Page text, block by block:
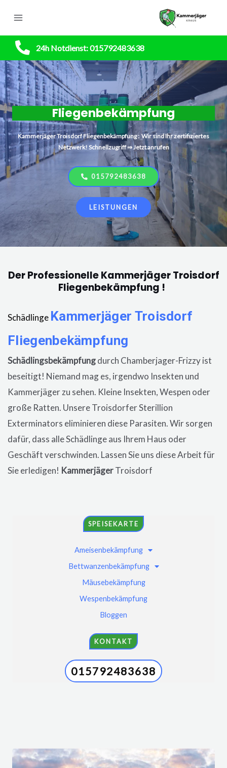
24h Notdienst: 015792483638
Fliegenbekämpfung
KammerjägerTroisdorfFliegenbekämpfung : Wir sind Ihr zertifiziertes
Netzwerk! Schnellzugriff ⇒ Jetzt anrufen
015792483638
LEISTUNGEN
SPEISEKARTE
Ameisenbekämpfung
Bettwanzenbekämpfung
Mäusebekämpfung
Wespenbekämpfung
Bloggen
KONTAKT
015792483638
Der Professionelle Kammerjäger Troisdorf
Fliegenbekämpfung !
Schädlinge Kammerjäger Troisdorf
Fliegenbekämpfung
Schädlingsbekämpfungdurch Chamberjager-Frizzy ist
beseitigt! Niemand mag es, irgendwo Insekten und
Kammerjäger zu sehen. Kleine Insekten, Wespen oder
große Ratten. UnsereTroisdorferSterillion
Exterminators eliminieren diese Parasiten. Wir sorgen
dafür, dass alle Schädlinge aus Ihrem Haus oder
Geschäft verschwinden. Lassen Sie uns diese Arbeit für
Sie erledigen! KammerjägerTroisdorf